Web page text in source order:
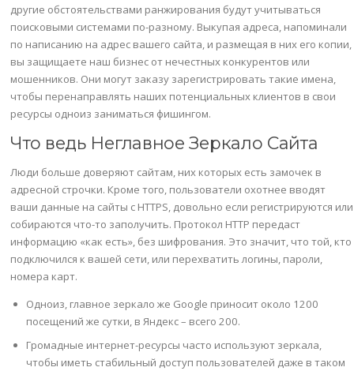
другие обстоятельствами ранжирования будут учитываться
поисковыми системами по-разному. Выкупая адреса, напоминали
по написанию на адрес вашего сайта, и размещая в них его копии,
вы защищаете наш бизнес от нечестных конкурентов или
мошенников. Они могут заказу зарегистрировать такие имена,
чтобы перенаправлять наших потенциальных клиентов в свои
ресурсы одноиз заниматься фишингом.
Что ведь Неглавное Зеркало Сайта
Люди больше доверяют сайтам, них которых есть замочек в
адресной строчки. Кроме того, пользователи охотнее вводят
ваши данные на сайты с HTTPS, довольно если регистрируются или
собираются что-то заполучить. Протокол HTTP передаст
информацию «как есть», без шифрования. Это значит, что той, кто
подключился к вашей сети, или перехватить логины, пароли,
номера карт.
Одноиз, главное зеркало же Google приносит около 1200
посещений же сутки, в Яндекс – всего 200.
Громадные интернет-ресурсы часто используют зеркала,
чтобы иметь стабильный доступ пользователей даже в таком